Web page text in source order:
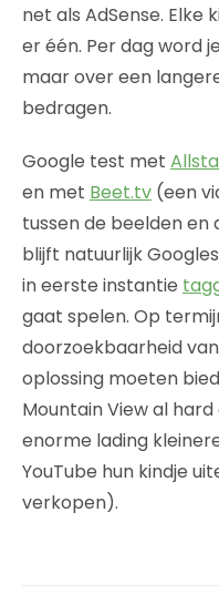
net als AdSense.
er één. Per dag word
maar over een
bedragen.
Google test met
en met Beet.tv (een
tussen de beelden
blijft natuurlijk
in eerste instantie
gaat spelen. Op
doorzoekbaarheid
oplossing moeten
Mountain View al
enorme lading
YouTube hun kindje
verkopen).